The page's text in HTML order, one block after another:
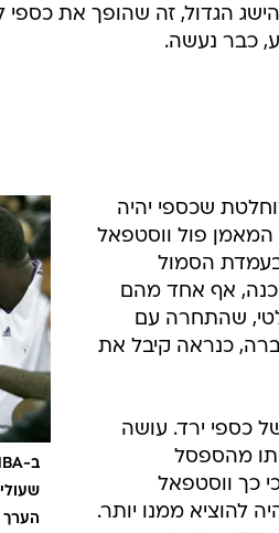
הגדול, זה שהופך את כספי
כבר נעשה.
הערך
שכספי יהיה
פול ווסטפאל
הסמול
אף אחד מהם
שהתחרה עם
כנראה קיבל את
כספי ירד. עושה
מהספסל
כך ווסטפאל
להוציא ממנו יותר.